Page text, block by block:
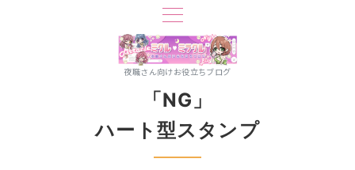
夜職さん向けお役立ちブログ
「NG」
ハート型スタンプ